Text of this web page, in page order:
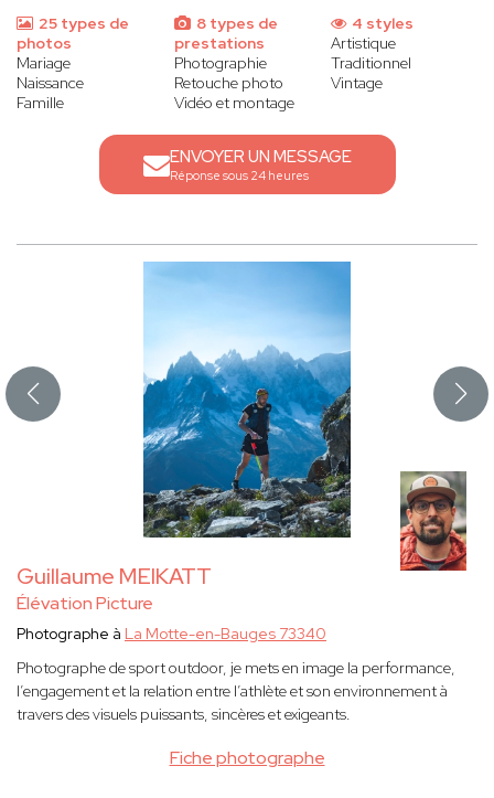
25 types de
photos
Mariage
Naissance
Famille
8 types de
prestations
Photographie
Retouche photo
Vidéo et montage
4 styles
Artistique
Traditionnel
Vintage
ENVOYER UN MESSAGE
Réponse sous 24 heures
Guillaume MEIKATT
Élévation Picture
Fiche photographe
Photographe à La Motte-en-Bauges 73340
Photographe de sport outdoor, je mets en image la performance,
l’engagement et la relation entre l’athlète et son environnement à
travers des visuels puissants, sincères et exigeants.